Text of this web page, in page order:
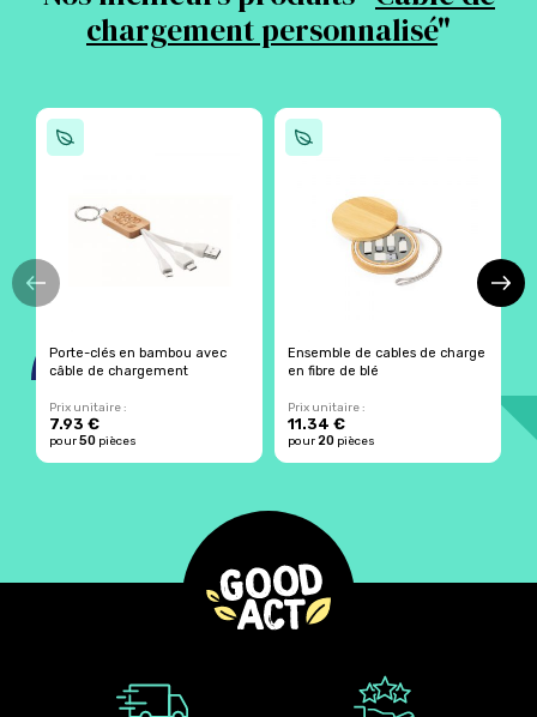
chargement personnalisé"
Porte-clés en bambou avec
câble de chargement
Prix unitaire :
7.93 €
pour50 pièces
Ensemble de cables de charge
en fibre de blé
Prix unitaire :
11.34 €
pour20 pièces